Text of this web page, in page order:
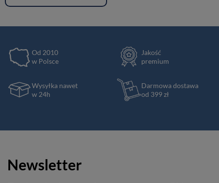
Od 2010
w Polsce
Jakość
premium
Wysyłka nawet
w 24h
Darmowa dostawa
od 399 zł
Newsletter